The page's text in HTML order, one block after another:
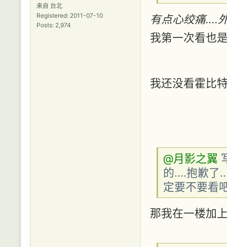
来自 台北
Registered: 2011-07-10
Posts: 2,974
有点心绞痛....
我第一次看也
我还没看霍比
@月影之翼
的....抱歉了
定要不要看
那我在一楼加